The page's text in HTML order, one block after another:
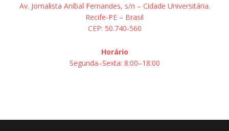
Av. Jornalista Aníbal Fernandes, s/n – Cidade Universitária.
Recife-PE – Brasil
CEP: 50.740-560
Horário
Segunda–Sexta: 8:00–18:00